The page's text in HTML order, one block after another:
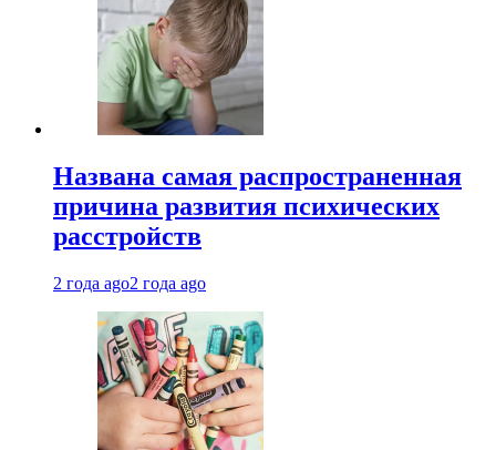
Названа самая распространенная
причина развития психических
расстройств
2 года ago2 года ago